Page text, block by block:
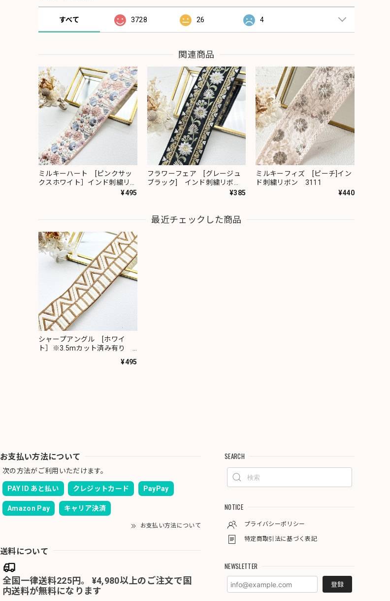
すべて 3728 26 4
関連商品
ミルキーハート [ピンクサッ
クスホワイト］インド刺繍リボ
¥495
フラワーフェア [グレージュ
ブラック] インド刺繍リボ
¥385
ミルキーフィズ [ピーチ]イン
ド刺繍リボン 3111
¥440
最近チェックした商品
シャープアングル [ホワイ
ト］※3.5mカット済み有り
¥495
お支払い方法について
次の方法がご利用いただけます。
PAY ID あと払い クレジットカード PayPay
Amazon Pay キャリア決済
お支払い方法について
送料について
全国一律送料225円。 ¥4,980以上のご注文で国
内送料が無料になります
SEARCH
NOTICE
プライバシーポリシー
特定商取引法に基づく表記
NEWSLETTER
登録